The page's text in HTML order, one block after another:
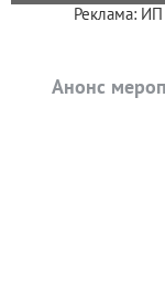
Реклама:
Анонс